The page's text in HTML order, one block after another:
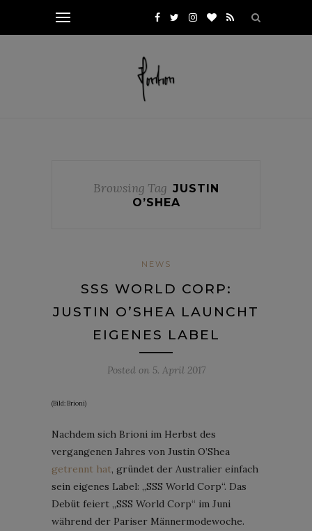
Browsing Tag JUSTIN
O’SHEA
NEWS
SSS WORLD CORP:
JUSTIN O’SHEA LAUNCHT
EIGENES LABEL
Posted on 5. April 2017
(Bild: Brioni)
Nachdem sich Brioni im Herbst des
vergangenen Jahres von Justin O’Shea
getrennt hat, gründet der Australier einfach
sein eigenes Label: „SSS World Corp“. Das
Debüt feiert „SSS World Corp“ im Juni
während der Pariser Männermodewoche.